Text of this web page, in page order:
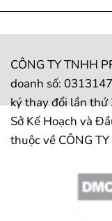
CÔNG TY TNHH
doanh số:
ký thay đổi lần
Sở Kế Hoạch và
thuộc về CÔNG